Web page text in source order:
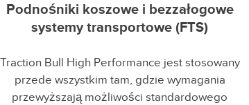
Podnośniki koszowe i bezzałogowe
systemy transportowe (FTS)
Traction Bull High Performance jest stosowany
przede wszystkim tam, gdzie wymagania
przewyższają możliwości standardowego